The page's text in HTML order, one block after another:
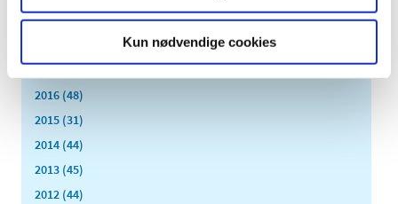
Kun nødvendige cookies
februar (2)
2017 (36)
2016 (48)
2015 (31)
2014 (44)
2013 (45)
2012 (44)